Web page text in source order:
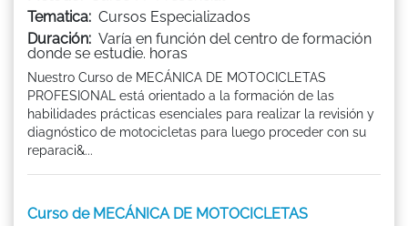
Tematica: Cursos Especializados
Duración: Varía en función del centro de formación
donde se estudie. horas
Nuestro Curso de MECÁNICA DE MOTOCICLETAS
PROFESIONAL está orientado a la formación de las
habilidades prácticas esenciales para realizar la revisión y
diagnóstico de motocicletas para luego proceder con su
reparaci&...
Curso de MECÁNICA DE MOTOCICLETAS